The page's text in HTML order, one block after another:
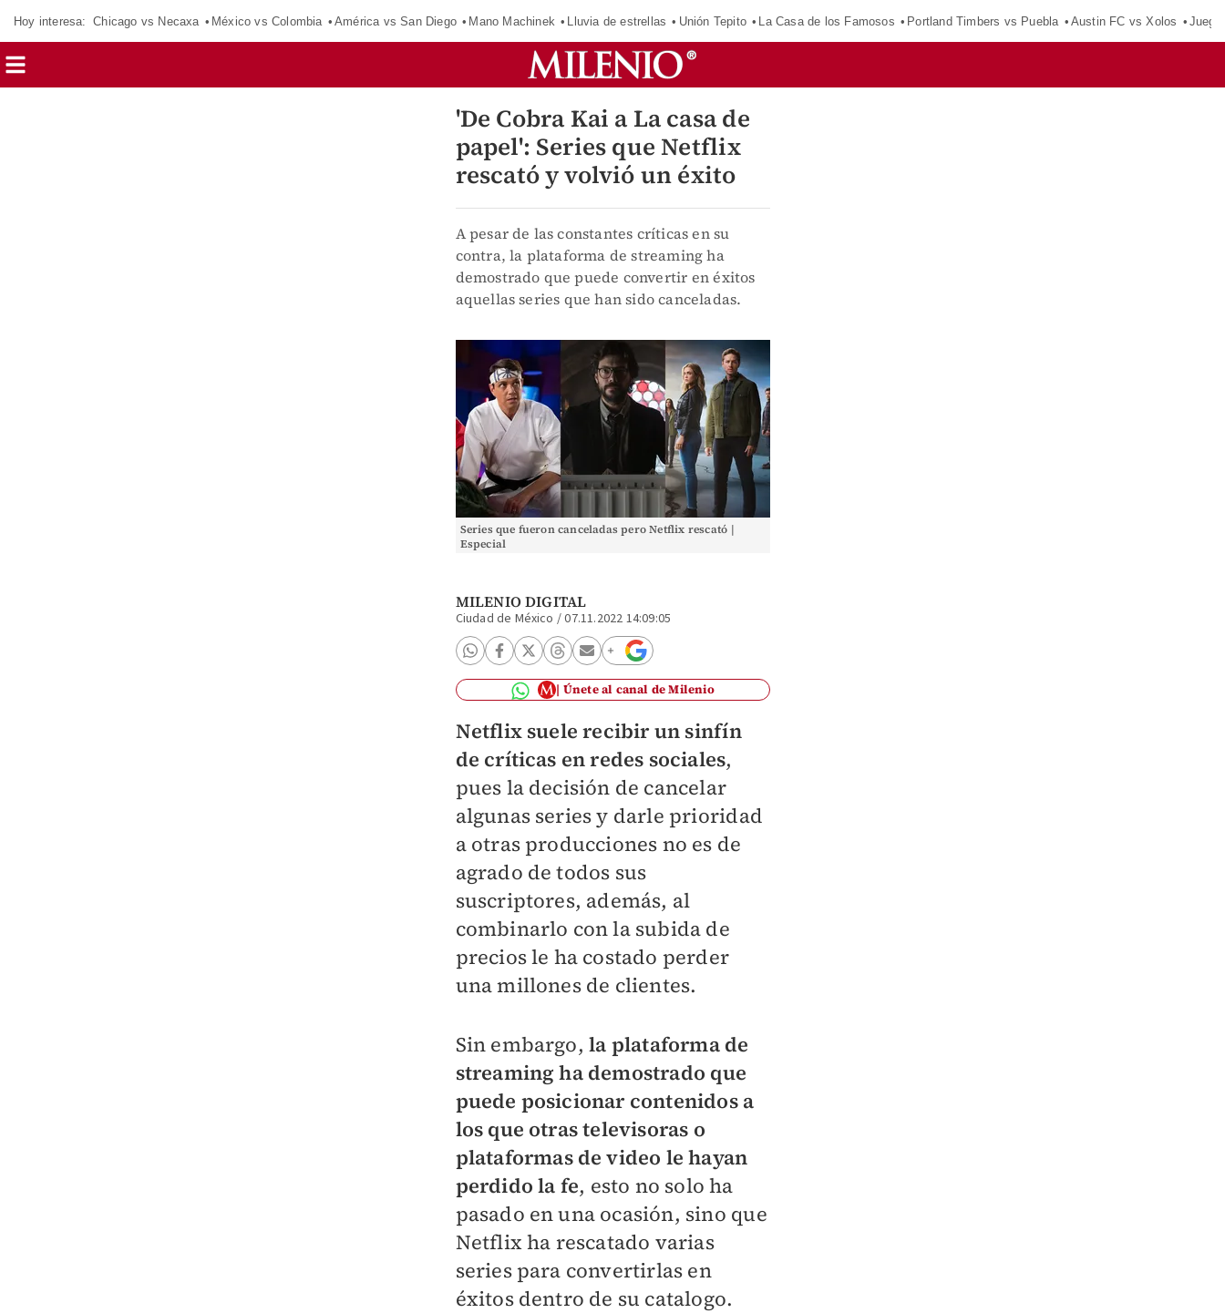
Hoy interesa: Chicago vs Necaxa México vs Colombia América vs San Diego Mano Machinek Lluvia de estrellas Unión Tepito La Casa de los Famosos Portland Timbers vs Puebla Austin FC vs Xolos
'De Cobra Kai a La casa de
papel': Series que Netflix
rescató y volvió un éxito
A pesar de las constantes críticas en su
contra, la plataforma de streaming ha
demostrado que puede convertir en éxitos
aquellas series que han sido canceladas.
Series que fueron canceladas pero Netflix rescató |
Especial
MILENIO DIGITAL
Ciudad de México /07.11.2022 14:09:05
Únete al canal de Milenio
Netflix suele recibir un sinfín
de críticas en redes sociales,
pues la decisión de cancelar
algunas series y darle prioridad
a otras producciones no es de
agrado de todos sus
suscriptores, además, al
combinarlo con la subida de
precios le ha costado perder
una millones de clientes.
Sin embargo,la plataforma de
streaming ha demostrado que
puede posicionar contenidos a
los que otras televisoras o
plataformas de video le hayan
perdido la fe, esto no solo ha
pasado en una ocasión, sino que
Netflix ha rescatado varias
series para convertirlas en
éxitos dentro de su catalogo.